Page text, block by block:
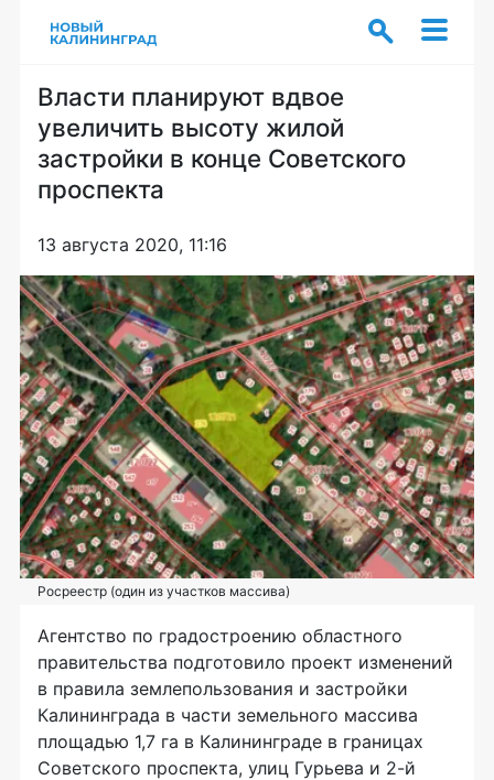
Власти планируют вдвое
увеличить высоту жилой
застройки в конце Советского
проспекта
13 августа 2020, 11:16
Росреестр (один из участков массива)
Агентство по градостроению областного
правительства подготовило проект изменений
в правила землепользования и застройки
Калининграда в части земельного массива
площадью 1,7 га в Калининграде в границах
Советского проспекта, улиц Гурьева и 2-й